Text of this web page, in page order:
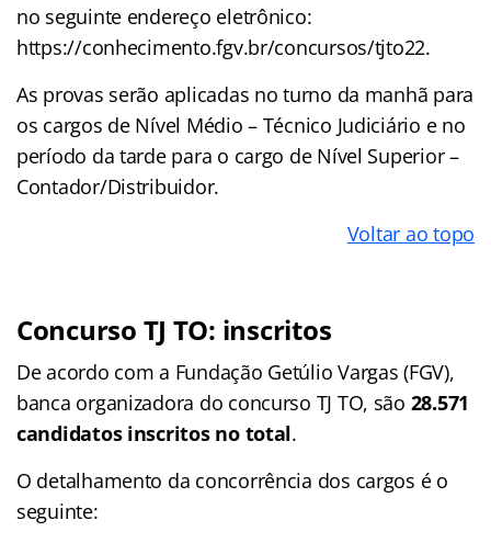
no seguinte endereço eletrônico:
https://conhecimento.fgv.br/concursos/tjto22.
As provas serão aplicadas no turno da manhã para
os cargos de Nível Médio – Técnico Judiciário e no
período da tarde para o cargo de Nível Superior –
Contador/Distribuidor.
Voltar ao topo
Concurso TJ TO: inscritos
De acordo com a Fundação Getúlio Vargas (FGV),
banca organizadora do concurso TJ TO, são 28.571
candidatos inscritos no total.
O detalhamento da concorrência dos cargos é o
seguinte: